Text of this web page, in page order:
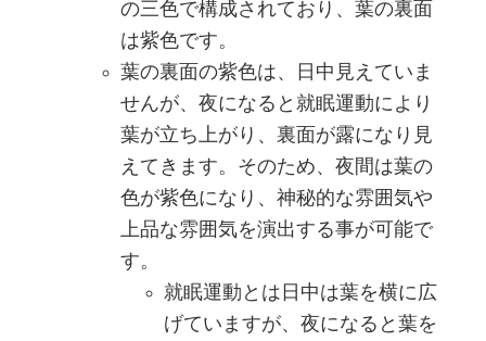
の三色で構成されており、葉の裏面
は紫色です。
葉の裏面の紫色は、日中見えていま
せんが、夜になると就眠運動により
葉が立ち上がり、裏面が露になり見
えてきます。そのため、夜間は葉の
色が紫色になり、神秘的な雰囲気や
上品な雰囲気を演出する事が可能で
す。
就眠運動とは日中は葉を横に広
げていますが、夜になると葉を